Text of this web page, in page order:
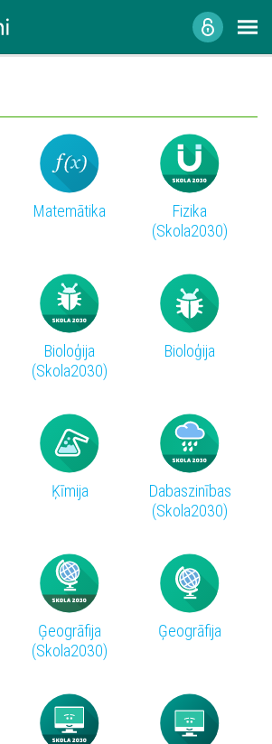
Matemātika
Fizika
(Skola2030)
Bioloģija
(Skola2030)
Bioloģija
Ķīmija
Dabaszinības
(Skola2030)
Ģeogrāfija
(Skola2030)
Ģeogrāfija